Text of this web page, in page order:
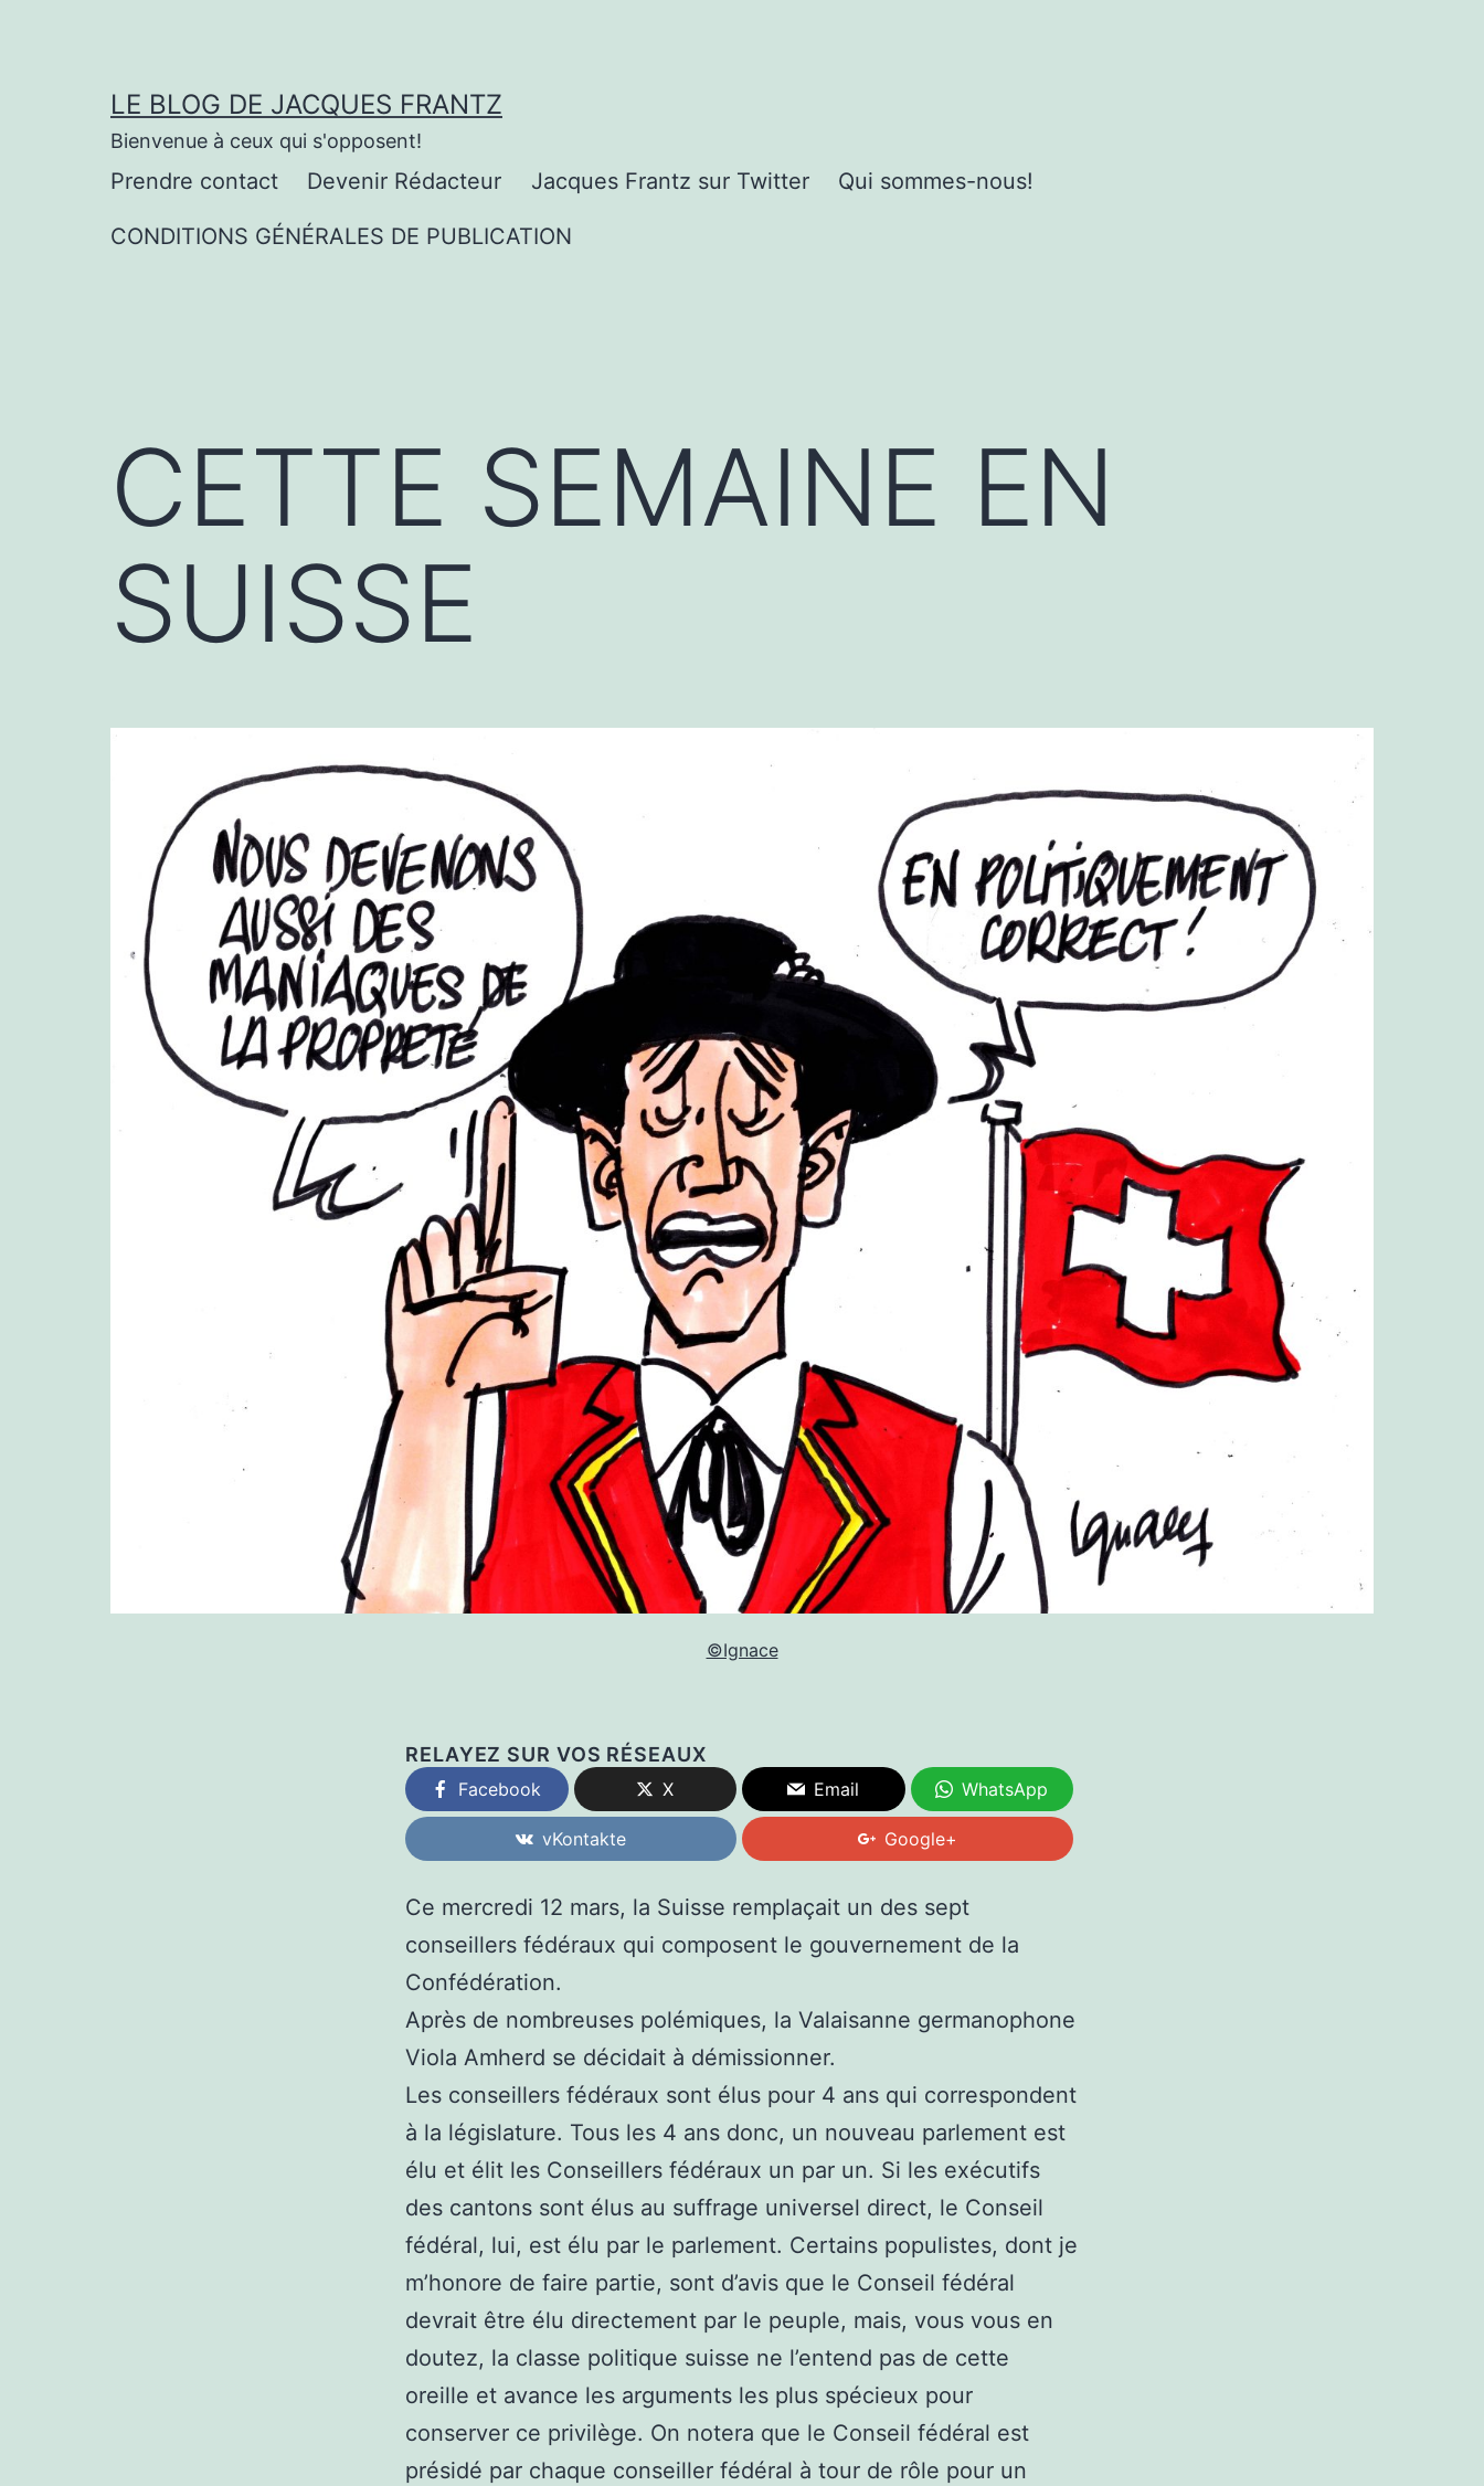
LE BLOG DE JACQUES FRANTZ
Bienvenue à ceux qui s'opposent!
Prendre contact Devenir Rédacteur Jacques Frantz sur Twitter Qui sommes-nous!
CONDITIONS GÉNÉRALES DE PUBLICATION
CETTE SEMAINE EN
SUISSE
©Ignace
RELAYEZ SUR VOS RÉSEAUX
Facebook X Email WhatsApp
vKontakte Google+
Ce mercredi 12 mars, la Suisse remplaçait un des sept
conseillers fédéraux qui composent le gouvernement de la
Confédération.
Après de nombreuses polémiques, la Valaisanne germanophone
Viola Amherd se décidait à démissionner.
Les conseillers fédéraux sont élus pour 4 ans qui correspondent
à la législature. Tous les 4 ans donc, un nouveau parlement est
élu et élit les Conseillers fédéraux un par un. Si les exécutifs
des cantons sont élus au suffrage universel direct, le Conseil
fédéral, lui, est élu par le parlement. Certains populistes, dont je
m’honore de faire partie, sont d’avis que le Conseil fédéral
devrait être élu directement par le peuple, mais, vous vous en
doutez, la classe politique suisse ne l’entend pas de cette
oreille et avance les arguments les plus spécieux pour
conserver ce privilège. On notera que le Conseil fédéral est
présidé par chaque conseiller fédéral à tour de rôle pour un